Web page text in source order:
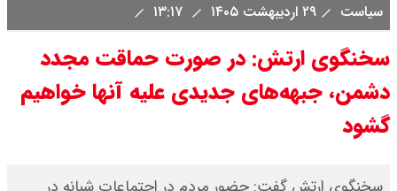
سیاست ۲۹ اردیبهشت ۱۴۰۵
سخنگوی ارتش: در صورت حماقت مجدد
دشمن، جبهه‌های جدیدی علیه آنها خواهیم
گشود